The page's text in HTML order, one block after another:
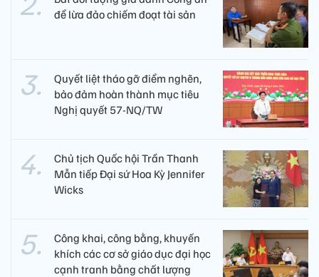
để lừa đảo chiếm đoạt tài sản
Quyết liệt tháo gỡ điểm nghẽn,
bảo đảm hoàn thành mục tiêu
Nghị quyết 57-NQ/TW
Chủ tịch Quốc hội Trần Thanh
Mẫn tiếp Đại sứ Hoa Kỳ Jennifer
Wicks
Công khai, công bằng, khuyến
khích các cơ sở giáo dục đại học
cạnh tranh bằng chất lượng​